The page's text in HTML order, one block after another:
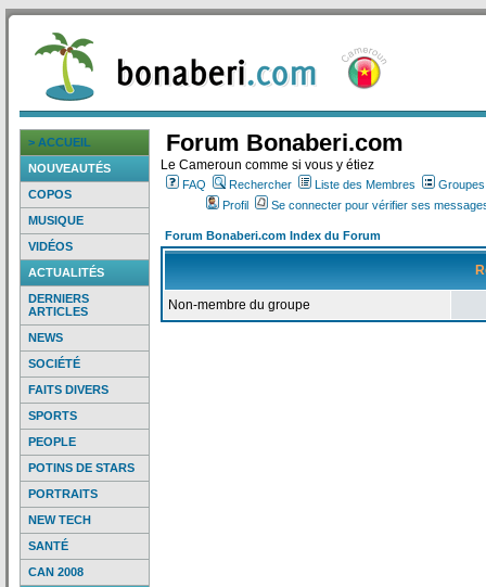
> ACCUEIL
NOUVEAUTÉS
COPOS
MUSIQUE
VIDÉOS
ACTUALITÉS
DERNIERS
ARTICLES
NEWS
SOCIÉTÉ
FAITS DIVERS
SPORTS
PEOPLE
POTINS DE STARS
PORTRAITS
NEW TECH
SANTÉ
CAN 2008
Forum Bonaberi.com
Le Cameroun comme si vous y étiez
FAQ Rechercher Liste des Membres
Profil
Se connecter pour vérifier ses
Forum Bonaberi.com Index du Forum
Non-membre du groupe